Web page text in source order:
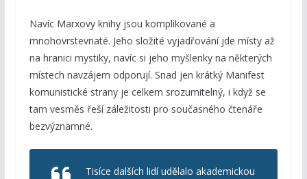
Navíc Marxovy knihy jsou komplikované a
mnohovrstevnaté. Jeho složité vyjadřování jde místy až
na hranici mystiky, navíc si jeho myšlenky na některých
místech navzájem odporují. Snad jen krátký Manifest
komunistické strany je celkem srozumitelný, i když se
tam vesměs řeší záležitosti pro současného čtenáře
bezvýznamné.
Tisíce dalších lidí udělalo akademickou